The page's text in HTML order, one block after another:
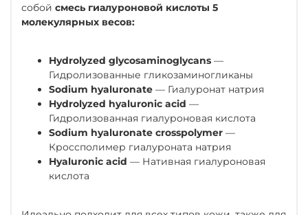
собой смесь гиалуроновой кислоты 5
молекулярных весов:
Hydrolyzed glycosaminoglycans —
Гидролизованные гликозаминогликаны
Sodium hyaluronate — Гиалуронат натрия
Hydrolyzed hyaluronic acid —
Гидролизованная гиалуроновая кислота
Sodium hyaluronate crosspolymer —
Кроссполимер гиалуроната натрия
Hyaluronic acid — Нативная гиалуроновая
кислота